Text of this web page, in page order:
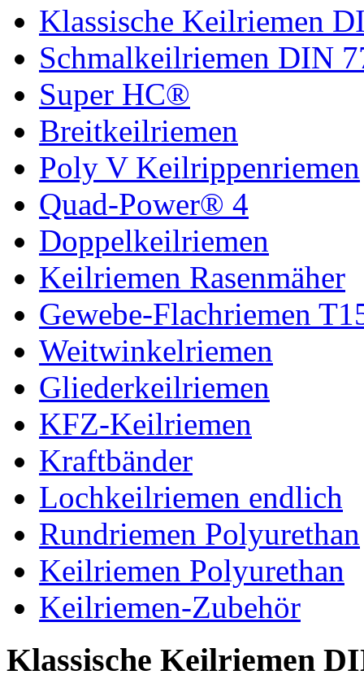
Klassische Keilriemen
Schmalkeilriemen DIN
Super HC®
Breitkeilriemen
Poly V Keilrippenriemen
Quad-Power® 4
Doppelkeilriemen
Keilriemen Rasenmäher
Gewebe-Flachriemen
Weitwinkelriemen
Gliederkeilriemen
KFZ-Keilriemen
Kraftbänder
Lochkeilriemen endlich
Rundriemen Polyurethan
Keilriemen Polyurethan
Keilriemen-Zubehör
Klassische Keilriemen